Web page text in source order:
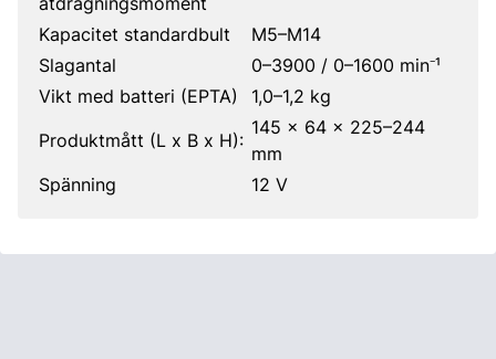
Kapacitet standardbult
M5–M14
Slagantal
0–3900 / 0–1600 min⁻¹
Vikt med batteri (EPTA)
1,0–1,2 kg
Produktmått (L x B x H):
145 x 64 x 225–244
mm
Spänning
12 V